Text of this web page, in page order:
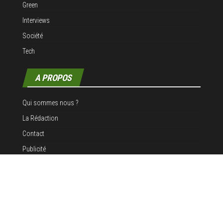
Green
Interviews
Société
Tech
A PROPOS
Qui sommes nous ?
La Rédaction
Contact
Publicité